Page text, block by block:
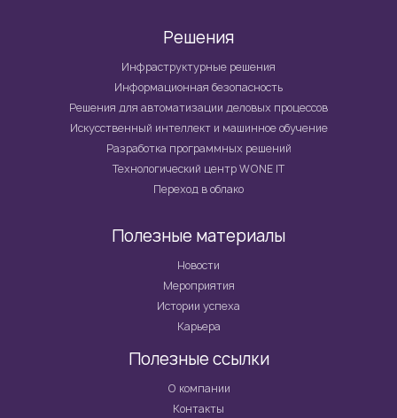
Решения
Инфраструктурные решения
Информационная безопасность
Решения для автоматизации деловых процессов
Искусственный интеллект и машинное обучение
Разработка программных решений
Технологический центр WONE IT
Переход в облако
Полезные материалы
Новости
Мероприятия
Истории успеха
Карьера
Полезные ссылки
О компании
Контакты